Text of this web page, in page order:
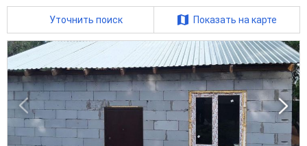
Уточнить поиск Показать на карте